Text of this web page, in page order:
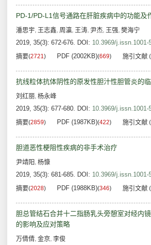
PD-1/PD-L1信号通路在肝脏疾病中的功能及
潘思宇, 王志鑫, 周灜, 王涛, 尹杰, 王强, 樊海宁
2019, 35(3): 672-676. DOI: 10.3969/j.issn.1001-
摘要(2721) PDF (2002KB)(669) 施引文献 (
抗线粒体抗体阴性的原发性胆汁性胆管炎的
刘红丽, 杨永峰
2019, 35(3): 677-680. DOI: 10.3969/j.issn.1001-
摘要(2859) PDF (1987KB)(422) 施引文献 (
胆道恶性梗阻性疾病的非手术治疗
尹靖阳 , 杨慷
2019, 35(3): 681-685. DOI: 10.3969/j.issn.1001-
摘要(2028) PDF (1988KB)(346) 施引文献 (
胆总管结石合并十二指肠乳头旁憩室对经内
的影响及应对策略
万倩倩, 金京, 李俊